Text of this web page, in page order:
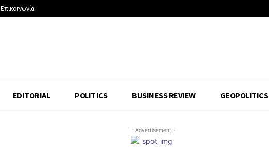
Επικοινωνία
EDITORIAL POLITICS BUSINESS REVIEW GEOPOLITICS
- Advertisement -